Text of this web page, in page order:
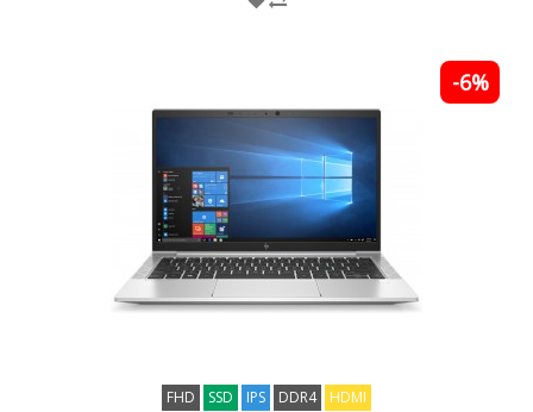
FHD SSD IPS DDR4 HDMI
-6%